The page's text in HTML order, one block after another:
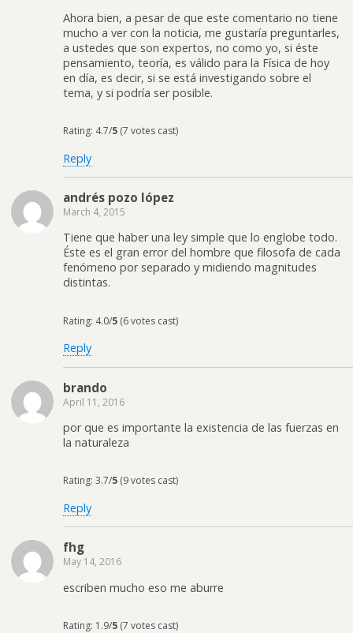
Ahora bien, a pesar de que este comentario no tiene
mucho a ver con la noticia, me gustaría preguntarles,
a ustedes que son expertos, no como yo, si éste
pensamiento, teoría, es válido para la Física de hoy
en día, es decir, si se está investigando sobre el
tema, y si podría ser posible.
Rating: 4.7/5 (7 votes cast)
Reply
andrés pozo lópez
March 4, 2015
Tiene que haber una ley simple que lo englobe todo.
Éste es el gran error del hombre que filosofa de cada
fenómeno por separado y midiendo magnitudes
distintas.
Rating: 4.0/5 (6 votes cast)
Reply
brando
April 11, 2016
por que es importante la existencia de las fuerzas en
la naturaleza
Rating: 3.7/5 (9 votes cast)
Reply
fhg
May 14, 2016
escriben mucho eso me aburre
Rating: 1.9/5 (7 votes cast)